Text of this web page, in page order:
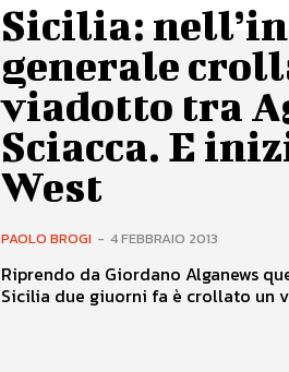
Sicilia:
generale
viadotto tra
Sciacca. E
West
PAOLO BROGI - 4 FEBBRAIO 2013
Riprendo da Giordano Alganews
Sicilia due giuorni fa è crollato un